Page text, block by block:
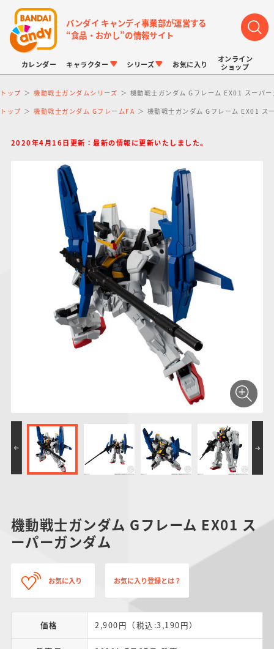
バンダイ キャンディ事業部が運営する
“食品・おかし”の情報サイト
カレンダー キャラクター
LINK TRAVELERS
仮面ライダーシリー
ガンダムシリーズ アンパンマン
サンリオキャラクタ
シリーズ
チョコボックス
キャラパキ
にふぉるめーしょん
＆スクエアシール
ポケモンスケールワ
キャラデコ
お気に入り
オンライン
ショップ
トップ 機動戦士ガンダムシリーズ 機動戦士ガンダム Gフレーム EX01 スーパ
トップ 機動戦士ガンダム GフレームFA 機動戦士ガンダム Gフレーム EX01 ス
2020年4月16日更新：最新の情報に更新いたしました。
機動戦士ガンダム Gフレーム EX01 ス
ーパーガンダム
お気に入り お気に入り登録とは？
価格 2,900円（税込:3,190円）